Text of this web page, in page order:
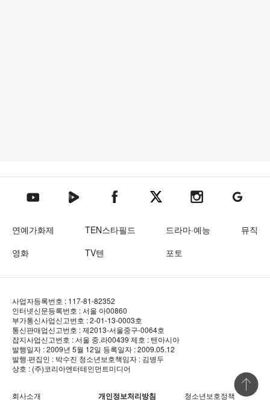
텐아시아 유튜브텐아시아 네이버TV텐아시아 페이스북텐아시아 엑스텐아시아 인스타그램
텐아시아
연예가화제 TEN스타필드 드라마·예능
뮤직
영화
TV텐 포토
사업자등록번호 : 117-81-82352
인터넷신문등록번호 : 서울 아00860
부가통신사업신고번호 : 2-01-13-0003호
통신판매업신고번호 : 제2013-서울중구-0064호
잡지사업신고번호 : 서울 중.라00439 제호 : 텐아시아
발행일자 : 2009년 5월 12일 등록일자 : 2009.05.12
발행·편집인 : 박수진 청소년보호책임자 : 김병두
상호 : (주)코리아엔터테인먼트미디어
회사소개 개인정보처리방침 청소년보호정책
상단 바로